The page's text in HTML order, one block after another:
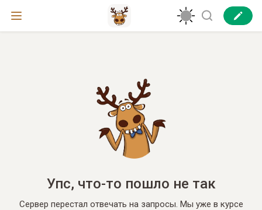
Упс, что-то пошло не так
Сервер перестал отвечать на запросы. Мы уже в курсе